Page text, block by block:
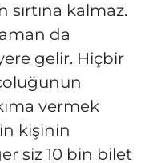
sırtına kalmaz.
da
gelir. Hiçbir
vermek
kişinin
siz 10 bin bilet